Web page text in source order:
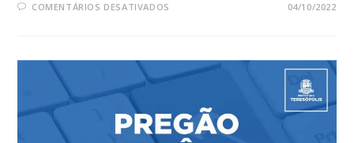
COMENTÁRIOS DESATIVADOS 04/10/2022